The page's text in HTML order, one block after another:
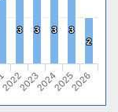
3
3 3
3 3
3 3
3
2
2
20222023202420252026